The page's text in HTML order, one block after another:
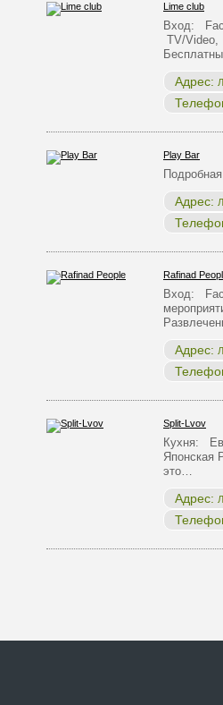
Lime club
Вход:
TV/Video,
Адрес:
Play Bar
Адрес:
Rafinad
Вход:
Адрес:
Split-Lvov
Кухня:
это…
Адрес: